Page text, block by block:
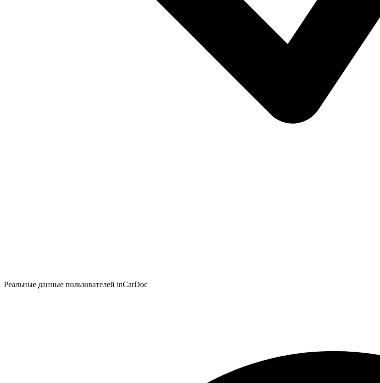
Реальные данные пользователей inCarDoc